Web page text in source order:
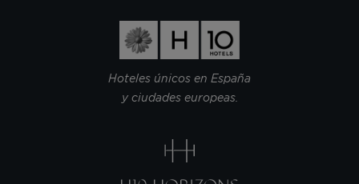
Hoteles únicos en España
y ciudades europeas.